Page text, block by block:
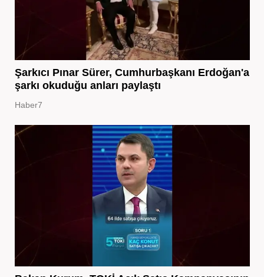
Şarkıcı Pınar Sürer, Cumhurbaşkanı Erdoğan'a
şarkı okuduğu anları paylaştı
Haber7